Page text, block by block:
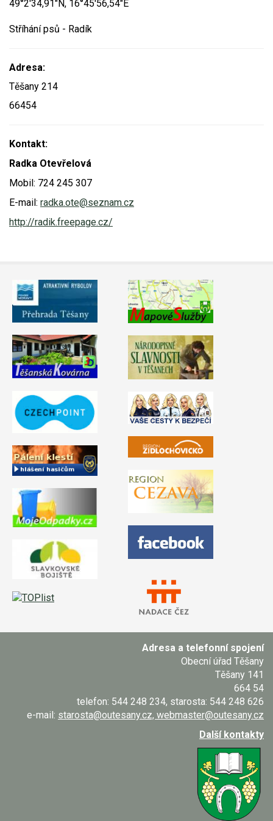
49°2'34,91"N, 16°45'56,54"E
Stříhání psů - Radík
Adresa:
Těšany 214
66454
Kontakt:
Radka Otevřelová
Mobil: 724 245 307
E-mail: radka.ote@seznam.cz
http://radik.freepage.cz/
Adresa a telefonní spojení
Obecní úřad Těšany
Těšany 141
664 54
telefon: 544 248 234, starosta: 544 248 626
e-mail: starosta@outesany.cz, webmaster@outesany.cz
Další kontakty
Zpravodaj